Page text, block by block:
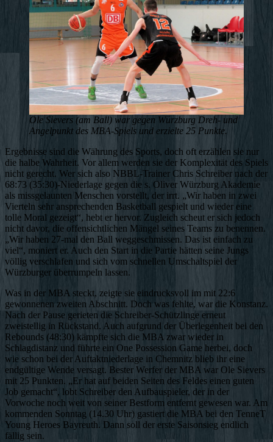
Ole Sievers (am Ball) war gegen Würzburg Dreh- und
Angelpunkt des MBA-Spiels und erzielte 25 Punkte.
Ergebnisse sind die Währung des Sports, doch oft erzählen sie nur
die halbe Wahrheit. Vor allem werden sie der Komplexität des Spiels
nicht gerecht. Wer sich also NBBL-Trainer Chris Schreiber nach der
68:73 (35:30)-Niederlage gegen die s. Oliver Würzburg Akademie
als missgelaunten Menschen vorstellt, der irrt. „Wir haben in zwei
Vierteln sehr ansprechenden Basketball gespielt und wieder eine
tolle Moral gezeigt“, hebt er hervor. Zugleich scheut er sich jedoch
nicht davor, die offensichtlichen Mängel seines Teams zu benennen.
„Wir haben 27-mal den Ball weggeschmissen. Das ist einfach zu
viel“, moniert er. Auch den Start in die Partie hätten seine Jungs
völlig verschlafen und sich vom schnellen Umschaltspiel der
Würzburger überrumpeln lassen.
Was in der MBA steckt, zeigte sie eindrucksvoll im mit 22:6
gewonnenen zweiten Abschnitt. Doch was fehlte, war die Konstanz.
Nach der Pause gerieten die Schreiber-Schützlinge erneut
zweistellig in Rückstand. Auch aufgrund der Überlegenheit bei den
Rebounds (48:30) kämpfte sich die MBA zwar wieder in
Schlagdistanz und führte ein One Possession Game herbei, doch
wie schon bei der Auftaktniederlage in Chemnitz blieb ihr eine
endgültige Wende versagt. Bester Werfer der MBA war Ole Sievers
mit 25 Punkten. „Er hat auf beiden Seiten des Feldes einen guten
Job gemacht“, lobt Schreiber den Aufbauspieler, der in der
Vorwoche noch weit von seiner Bestform entfernt gewesen war. Am
kommenden Sonntag (14.30 Uhr) gastiert die MBA bei den TenneT
Young Heroes Bayreuth. Dann soll der erste Saisonsieg endlich
fällig sein.